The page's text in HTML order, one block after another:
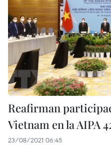
Reafirman
Vietnam en la AIPA
23/08/2021 06:45